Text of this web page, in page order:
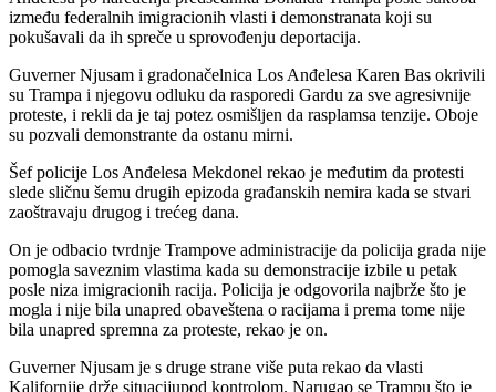
između federalnih imigracionih vlasti i demonstranata koji su
pokušavali da ih spreče u sprovođenju deportacija.
Guverner Njusam i gradonačelnica Los Anđelesa Karen Bas okrivili
su Trampa i njegovu odluku da rasporedi Gardu za sve agresivnije
proteste, i rekli da je taj potez osmišljen da rasplamsa tenzije. Oboje
su pozvali demonstrante da ostanu mirni.
Šef policije Los Anđelesa Mekdonel rekao je međutim da protesti
slede sličnu šemu drugih epizoda građanskih nemira kada se stvari
zaoštravaju drugog i trećeg dana.
On je odbacio tvrdnje Trampove administracije da policija grada nije
pomogla saveznim vlastima kada su demonstracije izbile u petak
posle niza imigracionih racija. Policija je odgovorila najbrže što je
mogla i nije bila unapred obaveštena o racijama i prema tome nije
bila unapred spremna za proteste, rekao je on.
Guverner Njusam je s druge strane više puta rekao da vlasti
Kalifornije drže situacijupod kontrolom. Narugao se Trampu što je